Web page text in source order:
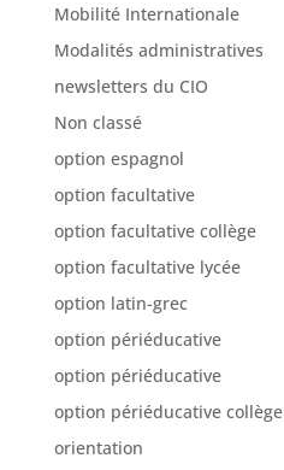
Mobilité Internationale
Modalités administratives
newsletters du CIO
Non classé
option espagnol
option facultative
option facultative collège
option facultative lycée
option latin-grec
option périéducative
option périéducative
option périéducative collège
orientation